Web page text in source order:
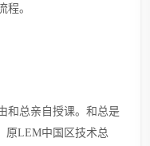
程。
和总亲自授课。 和总是
原LEM中国区技术总